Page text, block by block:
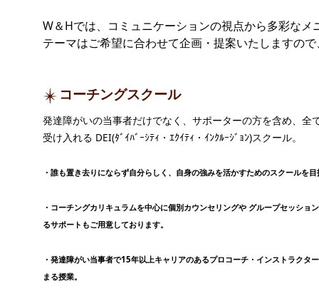
W＆Hでは、コミュニケーションの視点から多彩な
テーマはご希望に合わせて企画・提案いたしますの
コーチングスクール
発達障がいの当事者だけでなく、サポーターの方を含め、全
受け入れる DEI(ﾀﾞｲﾊﾞｰｼﾃｨ・ｴｸｲﾃｨ・ｲﾝｸﾙｰｼﾞｮﾝ)スクール。
・誰も置き去りにならず自分らしく、自身の強みを活かすためのスクールを
・コーチングカリキュラムを中心に個別カウンセリングや グループセッショ
るサポートもご用意しております。
・発達障がい当事者で15年以上キャリアのあるプロコーチ・インストラクタ
まる授業。